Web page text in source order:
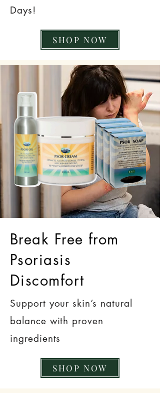
Days!
SHOP NOW
Break Free from
Psoriasis
Discomfort
Support your skin’s natural
balance with proven
ingredients
SHOP NOW